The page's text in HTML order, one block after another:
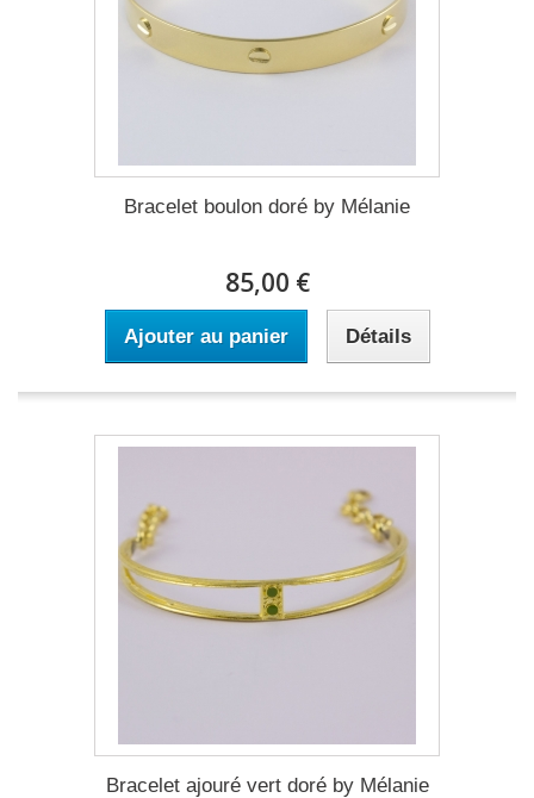
Bracelet boulon doré by Mélanie
85,00 €
Ajouter au panier Détails
Bracelet ajouré vert doré by Mélanie